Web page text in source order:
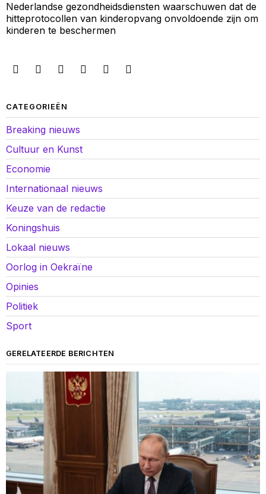
Nederlandse gezondheidsdiensten waarschuwen dat de
hitteprotocollen van kinderopvang onvoldoende zijn om
kinderen te beschermen
CATEGORIEËN
Breaking nieuws
Cultuur en Kunst
Economie
Internationaal nieuws
Keuze van de redactie
Koningshuis
Lokaal nieuws
Oorlog in Oekraïne
Opinies
Politiek
Sport
GERELATEERDE BERICHTEN